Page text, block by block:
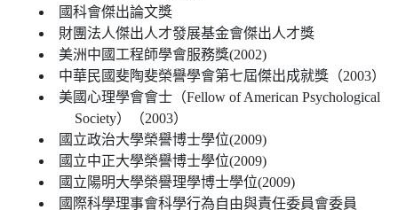
國科會傑出論文獎
財團法人傑出人才發展基金會傑出人才獎
美洲中國工程師學會服務獎(2002)
中華民國斐陶斐榮譽學會第七屆傑出成就獎（2003）
美國心理學會會士（Fellow of American Psychological
Society）（2003）
國立政治大學榮譽博士學位(2009)
國立中正大學榮譽博士學位(2009)
國立陽明大學榮譽理學博士學位(2009)
國際科學理事會科學行為自由與責任委員會委員